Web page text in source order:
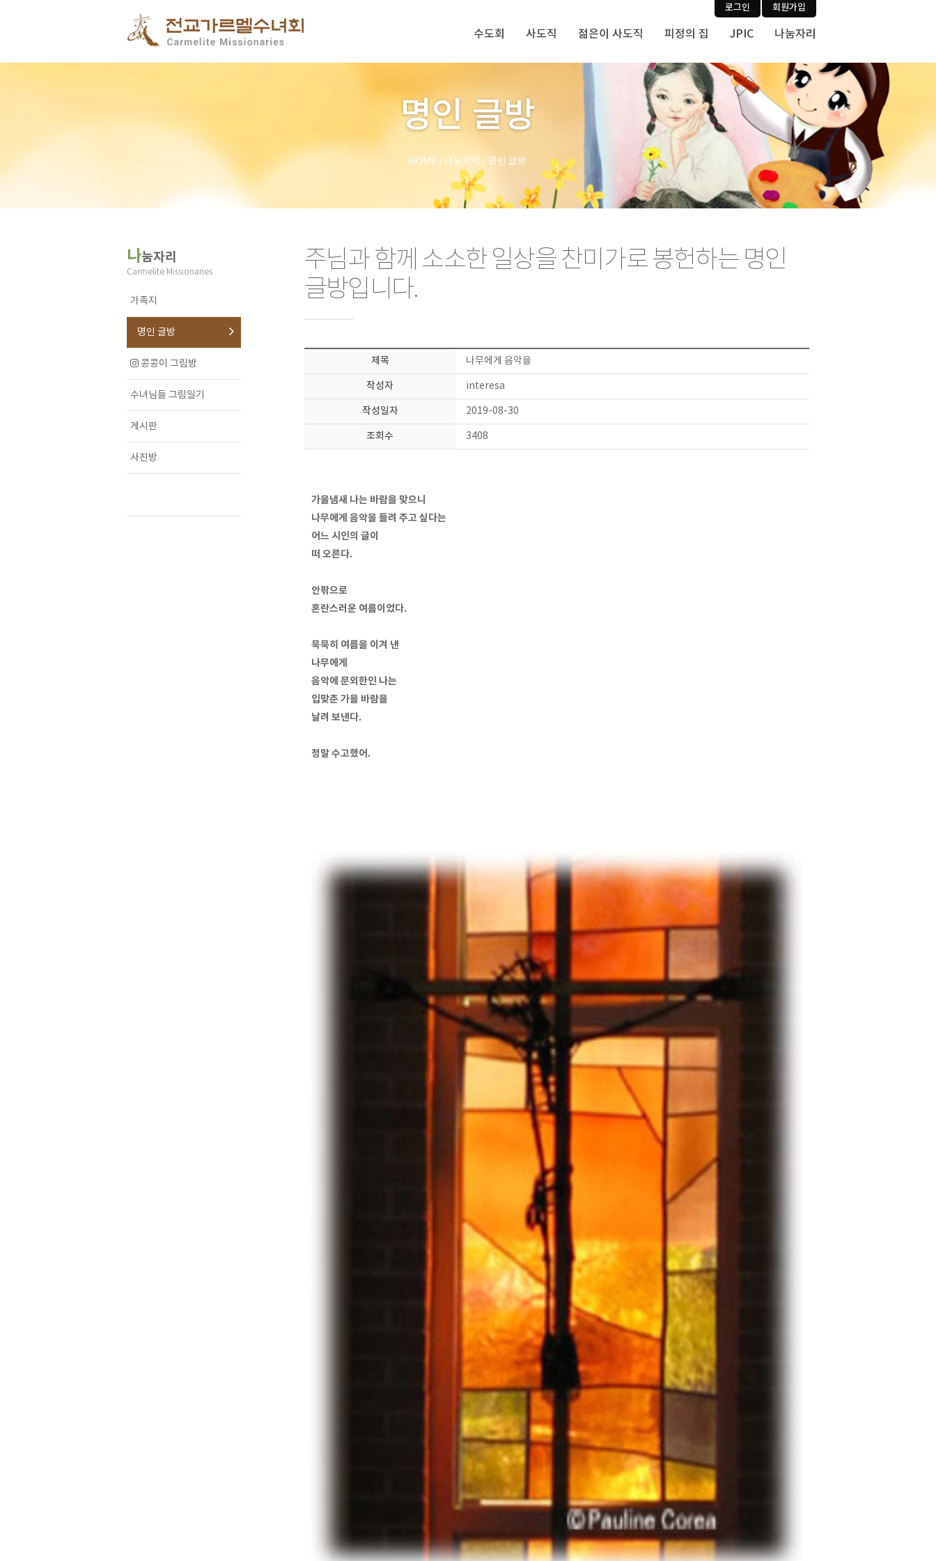
로그인 회원가입
수도회 사도직 젊은이 사도직 피정의 집 JPIC 나눔자리
명인 글방
HOME / 나눔자리 / 명인 글방
나눔자리
Carmelite Missionaries
가족지
명인 글방
콩콩이 그림방
수녀님들 그림일기
게시판
사진방
주님과 함께 소소한 일상을 찬미가로 봉헌하는 명인
글방입니다.
제목 나무에게 음악을
작성자 interesa
작성일자 2019-08-30
조회수 3408
가을냄새 나는 바람을 맞으니
나무에게 음악을 들려 주고 싶다는
어느 시인의 글이
떠 오른다.
안팎으로
혼란스러운 여름이었다.
묵묵히 여름을 이겨 낸
나무에게
음악에 문외한인 나는
입맞춘 가을 바람을
날려 보낸다.
정말 수고했어.